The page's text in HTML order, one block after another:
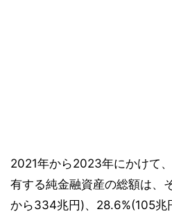
2021年から2023年にかけて
有する純金融資産の総額は、
から334兆円)、28.6%(105兆